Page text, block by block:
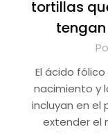
tortillas
El ácido
nacimiento y
incluyan en el
extender el